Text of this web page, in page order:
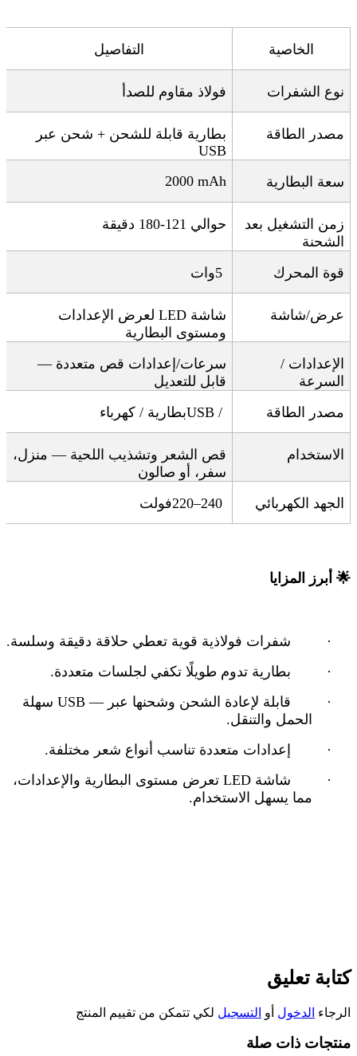
الخاصية التفاصيل
نوع الشفرات فولاذ مقاوم للصدأ
مصدر الطاقة
بطارية قابلة للشحن + شحن عبر
USB
سعة البطارية
2000 mAh
زمن التشغيل بعد
الشحنة
حوالي 121-180 دقيقة
قوة المحرك 5وات
عرض/شاشة شاشة LED لعرض الإعدادات
ومستوى البطارية
الإعدادات /
السرعة
سرعات/إعدادات قص متعددة —
قابل للتعديل
مصدر الطاقة
USB /بطارية / كهرباء
الاستخدام
قص الشعر وتشذيب اللحية — منزل،
سفر، أو صالون
الجهد الكهربائي
220–240فولت
🌟 أبرز المزايا
· شفرات فولاذية قوية تعطي حلاقة دقيقة وسلسة.
·
بطارية تدوم طويلًا تكفي لجلسات متعددة.
·
قابلة لإعادة الشحن وشحنها عبر USB — سهلة
الحمل والتنقل.
·
إعدادات متعددة تناسب أنواع شعر مختلفة.
·
شاشة LED تعرض مستوى البطارية والإعدادات،
مما يسهل الاستخدام.
كتابة تعليق
الرجاء الدخول أو التسجيل لكي تتمكن من تقييم المنتج
منتجات ذات صلة